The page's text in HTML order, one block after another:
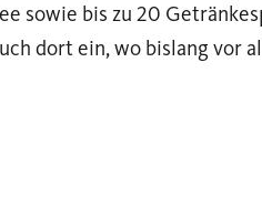
sowie bis zu 20
dort ein, wo bislang vor